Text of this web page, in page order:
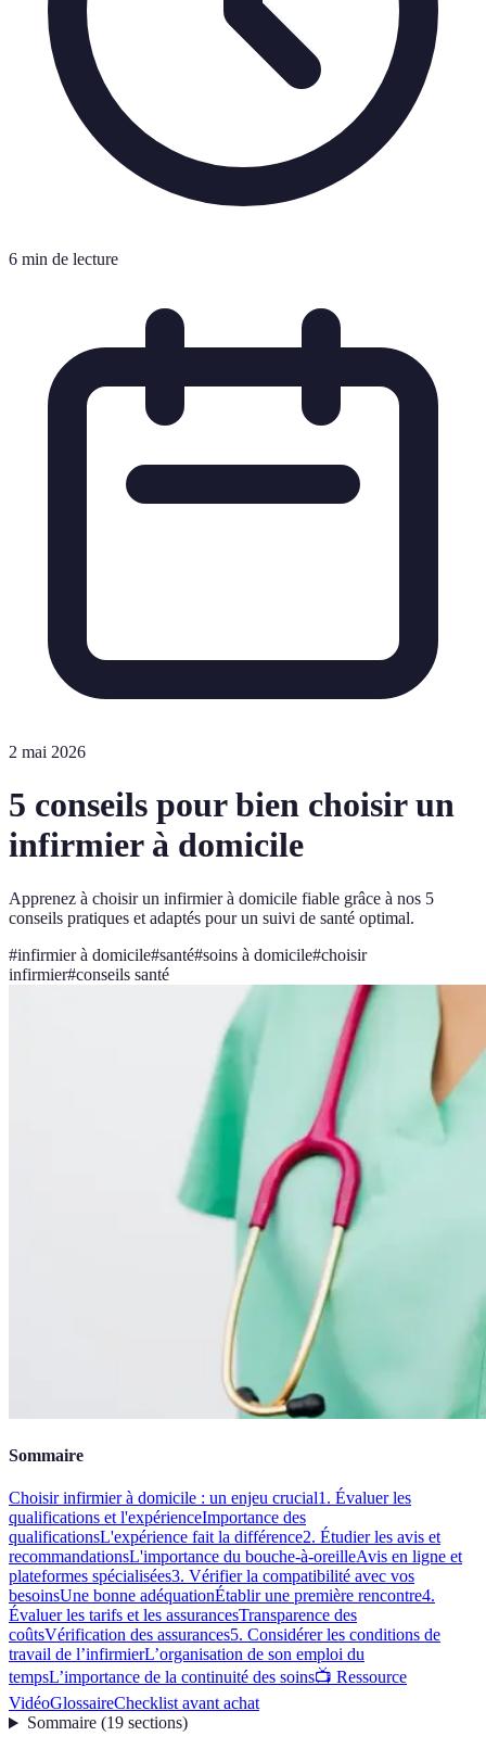
6 min de lecture
2 mai 2026
5 conseils pour bien choisir un
infirmier à domicile
Apprenez à choisir un infirmier à domicile fiable grâce à nos 5
conseils pratiques et adaptés pour un suivi de santé optimal.
#infirmier à domicile#santé#soins à domicile#choisir
infirmier#conseils santé
Sommaire
Choisir infirmier à domicile : un enjeu crucial1. Évaluer les
qualifications et l'expérienceImportance des
qualificationsL'expérience fait la différence2. Étudier les avis et
recommandationsL'importance du bouche-à-oreilleAvis en ligne et
plateformes spécialisées3. Vérifier la compatibilité avec vos
besoinsUne bonne adéquationÉtablir une première rencontre4.
Évaluer les tarifs et les assurancesTransparence des
coûtsVérification des assurances5. Considérer les conditions de
travail de l’infirmierL’organisation de son emploi du
tempsL’importance de la continuité des soins📺 Ressource
VidéoGlossaireChecklist avant achat
Sommaire(19 sections)